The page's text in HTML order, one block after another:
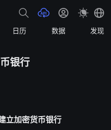
日历 数据 发现
银行
立加密货币银行